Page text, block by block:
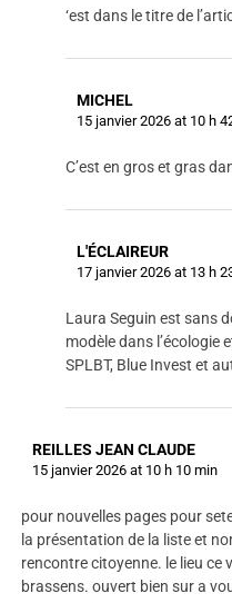
‘est dans le titre de
MICHEL
15 janvier 2026 at 10 h
C’est en gros et gras
L'ÉCLAIREUR
17 janvier 2026 at 13 h
Laura Seguin est sans
modèle dans l’écologie
SPLBT, Blue Invest et
REILLES JEAN CLAUDE
15 janvier 2026 at 10 h 10 min
pour nouvelles pages pour
la présentation de la liste et
rencontre citoyenne. le lieu ce
brassens. ouvert bien sur a